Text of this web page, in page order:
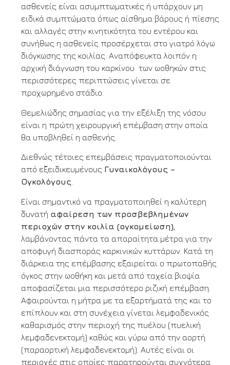
ασθενείς είναι ασυμπτωματικές ή υπάρχουν μη
ειδικά συμπτώματα όπως αίσθημα βάρους ή πίεσης
και αλλαγές στην κινητικότητα του εντέρου και
συνήθως η ασθενείς προσέρχεται στο γιατρό λόγω
διόγκωσης της κοιλίας. Αναπόφευκτα λοιπόν η
αρχική διάγνωση του καρκίνου των ωοθηκών στις
περισσότερες περιπτώσεις γίνεται σε
προχωρημένο στάδιο.
Θεμελιώδης σημασίας για την εξέλιξη της νόσου
είναι η πρώτη χειρουργική επέμβαση στην οποία
θα υποβληθεί η ασθενής.
Διεθνώς τέτοιες επεμβάσεις πραγματοποιούνται
από εξειδικευμένους Γυναικολόγους –
Ογκολόγους
Είναι σημαντικό να πραγματοποιηθεί η καλύτερη
δυνατή αφαίρεση των προσβεβλημένων
περιοχών στην κοιλία (ογκομείωση)
λαμβάνοντας πάντα τα απαραίτητα μέτρα για την
αποφυγή διασποράς καρκινικών κυττάρων. Κατά τη
διάρκεια της επέμβασης εξαιρείται ο πρωτοπαθής
όγκος στην ωοθήκη και μετά από ταχεία βιοψία
αποφασίζεται μια περισσότερο ριζική επέμβαση.
Αφαιρούνται η μήτρα με τα εξαρτήματά της και το
επίπλουν και στη συνέχεια γίνεται λεμφαδενικός
καθαρισμός στην περιοχή της πυέλου (πυελική
λεμφαδενεκτομή) καθώς και γύρω από την αορτή
(παραορτική λεμφαδενεκτομή). Αυτές είναι οι
περιοχές στις οποίες παρατηρούνται συχνότερα